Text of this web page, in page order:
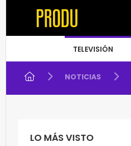
TELEVISIÓN
NOTICIAS
LO MÁS VISTO